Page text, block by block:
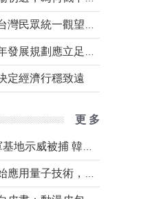
定經濟行穩致遠
更 多